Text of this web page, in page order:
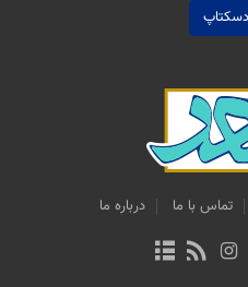
تماس با ما درباره ما